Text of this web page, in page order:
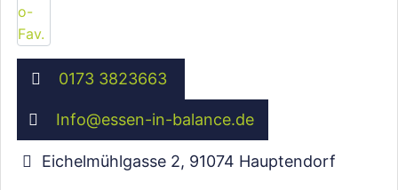
Wird geladen …
0173 3823663
Info@essen-in-balance.de
Eichelmühlgasse 2, 91074 Hauptendorf